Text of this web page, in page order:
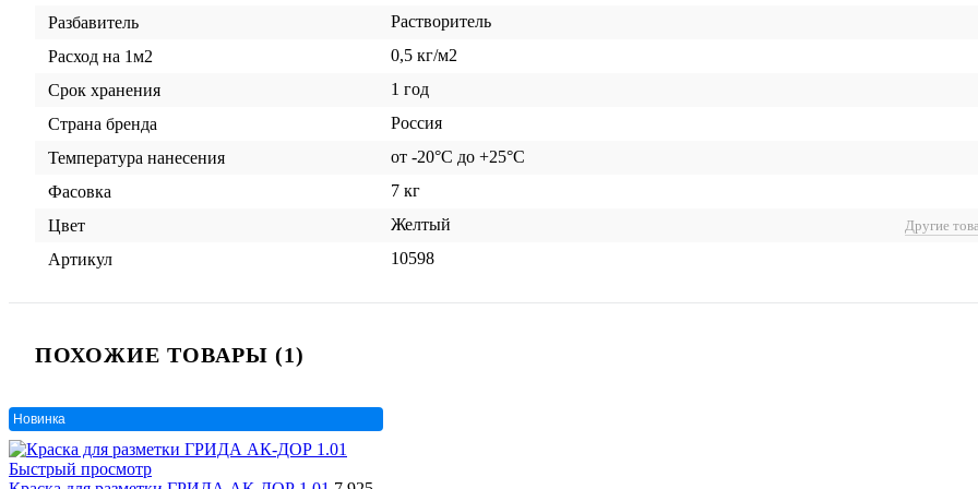
Разбавитель
Растворитель
Расход на 1м2
0,5 кг/м2
Срок хранения
1 год
Страна бренда
Россия
Температура нанесения
от -20°С до +25°С
Фасовка
7 кг
Цвет
Желтый Другие
Артикул 10598
ПОХОЖИЕ ТОВАРЫ (1)
Новинка
Быстрый просмотр